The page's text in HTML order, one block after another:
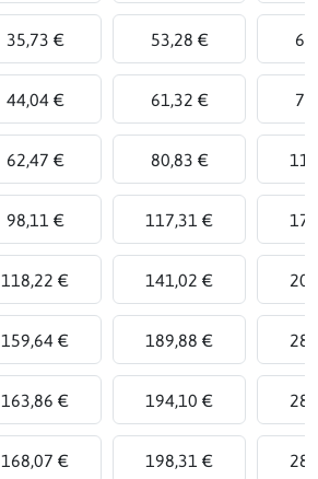
35,73 € 53,28 €
44,04 € 61,32 €
62,47 € 80,83 €
98,11 € 117,31 €
118,22 € 141,02 €
159,64 € 189,88 €
163,86 € 194,10 €
168,07 € 198,31 €